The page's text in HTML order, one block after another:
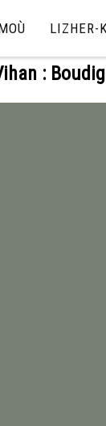
LIZHER-
: